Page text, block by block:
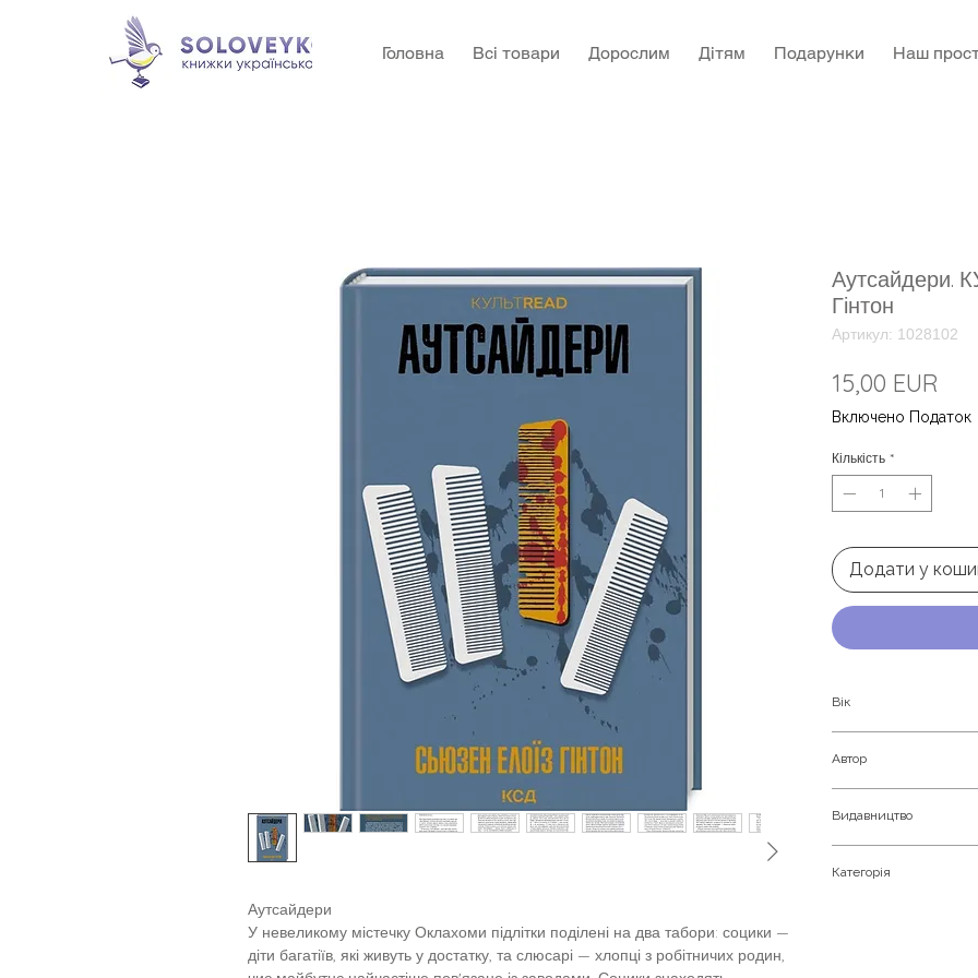
Головна Всі товари Дорослим Дітям Подарунки Наш
Аутсайдери
У невеликому містечку Оклахоми підлітки поділені на два табори: социки —
діти багатіїв, які живуть у достатку, та слюсарі — хлопці з робітничих родин,
Аутсайдери.
Гінтон
Артикул: 1028102
15,00 EUR
Включено Податок
Кількість *
Додати у
Вік
Автор
Видавництво
Категорія